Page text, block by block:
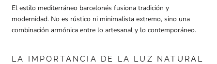
El estilo mediterráneo barcelonés fusiona tradición y
modernidad. No es rústico ni minimalista extremo, sino una
combinación armónica entre lo artesanal y lo contemporáneo.
LA IMPORTANCIA DE LA LUZ NATURAL